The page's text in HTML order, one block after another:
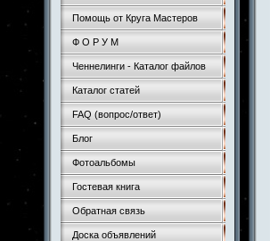
Помощь от Круга Мастеров
Ф О Р У М
Ченнелинги - Каталог файлов
Каталог статей
FAQ (вопрос/ответ)
Блог
Фотоальбомы
Гостевая книга
Обратная связь
Доска объявлений